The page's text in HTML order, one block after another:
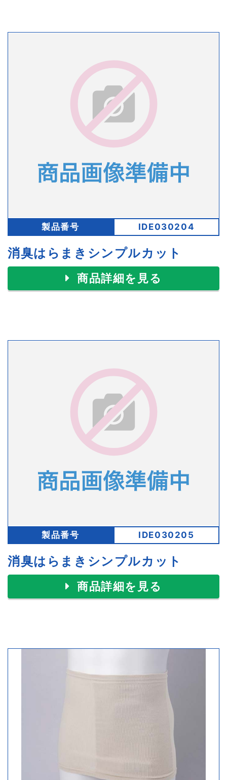
製品番号 IDE030204
消臭はらまきシンプルカット
商品詳細を見る
製品番号 IDE030205
消臭はらまきシンプルカット
商品詳細を見る